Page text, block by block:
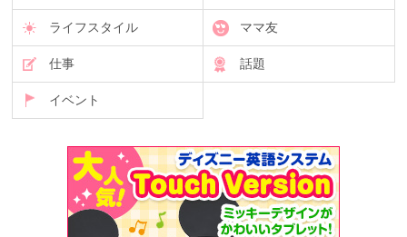
ライフスタイル ママ友
仕事 話題
イベント